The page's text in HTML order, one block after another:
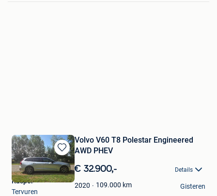
Bewaren
in
Mijn
Favorieten
Volvo V60 T8 Polestar Engineered
AWD PHEV
€ 32.900,- Details
2020 109.000 km
Kasper
Tervuren
Gisteren